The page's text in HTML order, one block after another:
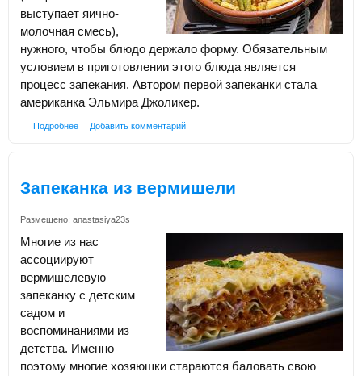
выступает яично-
молочная смесь),
нужного, чтобы блюдо держало форму. Обязательным
условием в приготовлении этого блюда является
процесс запекания. Автором первой запеканки стала
американка Эльмира Джоликер.
Подробнее Добавить комментарий
Запеканка из вермишели
Размещено: anastasiya23s
Многие из нас
ассоциируют
вермишелевую
запеканку с детским
садом и
воспоминаниями из
детства. Именно
поэтому многие хозяюшки стараются баловать свою